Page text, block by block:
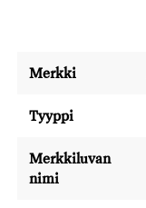
Merkki
Tyyppi
Merkkiluvan
nimi